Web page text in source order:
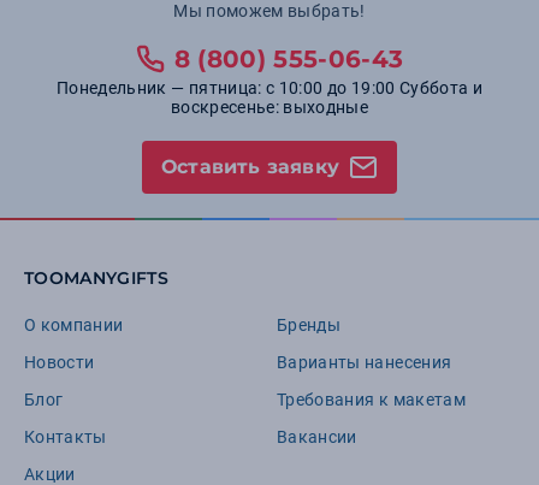
Мы поможем выбрать!
8 (800) 555-06-43
Понедельник — пятница: с 10:00 до 19:00 Суббота и
воскресенье: выходные
Оставить заявку
TOOMANYGIFTS
О компании
Новости
Блог
Контакты
Акции
Бренды
Варианты нанесения
Требования к макетам
Вакансии